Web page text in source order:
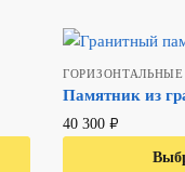
ГОРИЗОНТАЛЬНЫЕ
Памятник из
40 300 ₽